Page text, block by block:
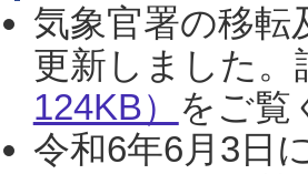
気象官署の移転
更新しました。
124KB） をご覧
令和6年6月3日